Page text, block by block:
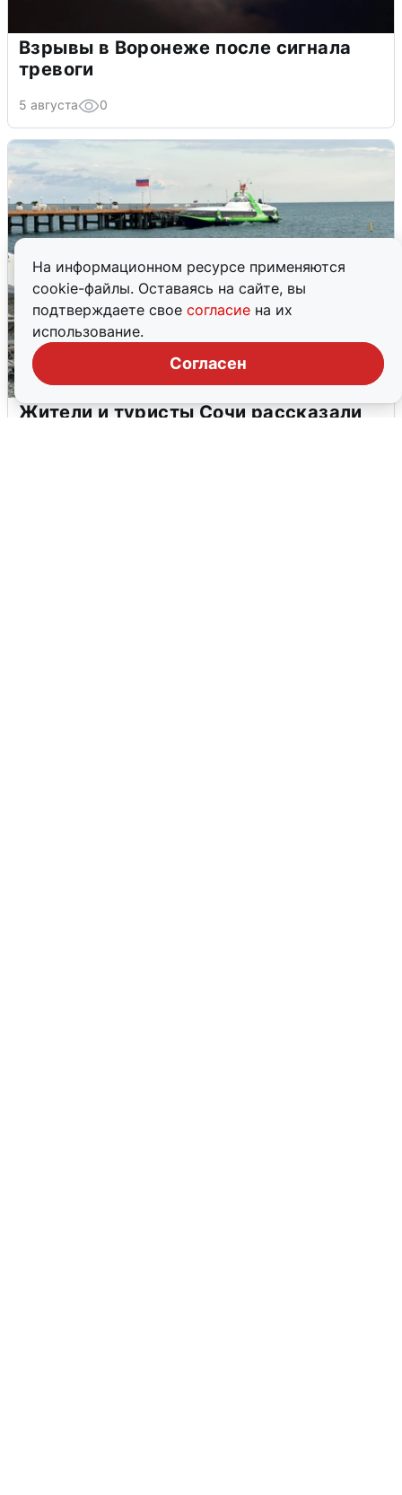
На информационном ресурсе применяются
cookie-файлы. Оставаясь на сайте, вы
подтверждаете свое согласие на их
использование.
Согласен
Взрывы в Воронеже после сигнала
тревоги
5 августа 0
Жители и туристы Сочи рассказали